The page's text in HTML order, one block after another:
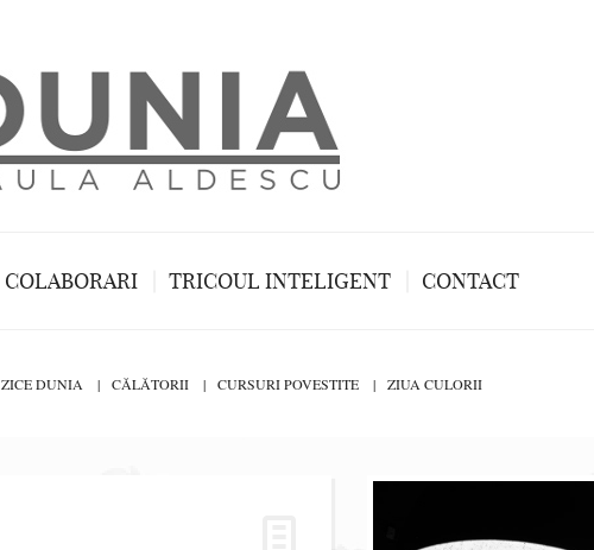
COLABORARI TRICOUL INTELIGENT CONTACT
ZICE DUNIA CĂLĂTORII CURSURI POVESTITE ZIUA CULORII